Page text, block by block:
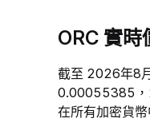
ORC 實時
截至 2026年8
0.00055385，
在所有加密貨